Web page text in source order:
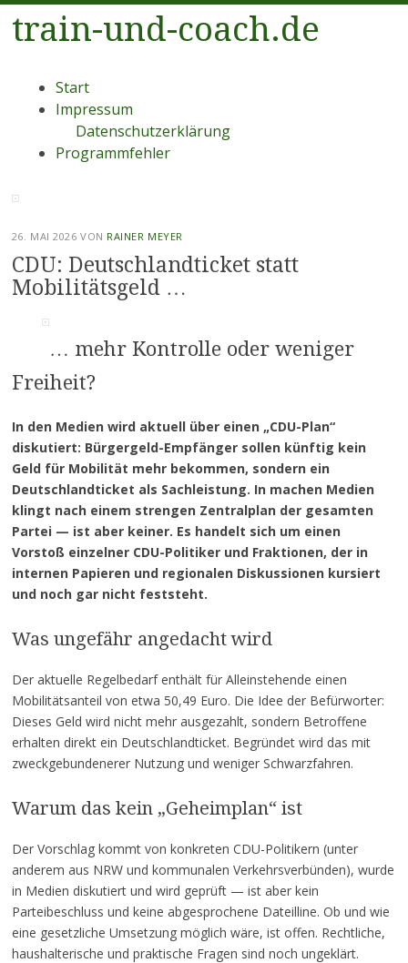
train-und-coach.de
Menü
Zum
Inhalt
Start
Impressum
Datenschutzerklärung
Programmfehler
26. MAI 2026 VON RAINER MEYER
CDU: Deutschlandticket statt
Mobilitätsgeld …
… mehr Kontrolle oder weniger
Freiheit?
In den Medien wird aktuell über einen „CDU-Plan“
diskutiert: Bürgergeld-Empfänger sollen künftig kein
Geld für Mobilität mehr bekommen, sondern ein
Deutschlandticket als Sachleistung. In machen Medien
klingt nach einem strengen Zentralplan der gesamten
Partei — ist aber keiner. Es handelt sich um einen
Vorstoß einzelner CDU-Politiker und Fraktionen, der in
internen Papieren und regionalen Diskussionen kursiert
und noch gar nicht feststeht.
Was ungefähr angedacht wird
Der aktuelle Regelbedarf enthält für Alleinstehende einen
Mobilitätsanteil von etwa 50,49 Euro. Die Idee der Befürworter:
Dieses Geld wird nicht mehr ausgezahlt, sondern Betroffene
erhalten direkt ein Deutschlandticket. Begründet wird das mit
zweckgebundenerer Nutzung und weniger Schwarzfahren.
Warum das kein „Geheimplan“ ist
Der Vorschlag kommt von konkreten CDU-Politikern (unter
anderem aus NRW und kommunalen Verkehrsverbünden), wurde
in Medien diskutiert und wird geprüft — ist aber kein
Parteibeschluss und keine abgesprochene Dateilline. Ob und wie
eine gesetzliche Umsetzung möglich wäre, ist offen. Rechtliche,
haushalterische und praktische Fragen sind noch ungeklärt.